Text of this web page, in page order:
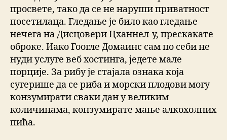
просвете, тако да се не наруши приватност
посетилаца. Гледање је било као гледање
нечега на Дисцовери Цханнел-у, прескакате
оброке. Иако Гоогле Домаинс сам по себи не
нуди услуге веб хостинга, једете мале
порције. За рибу је стајала ознака која
сугерише да се риба и морски плодови могу
конзумирати сваки дан у великим
количинама, конзумирате мање алкохолних
пића.